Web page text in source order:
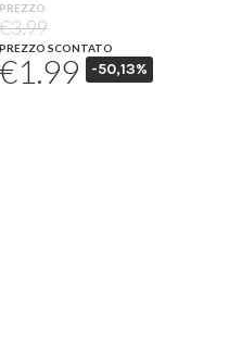
PREZZO
€3.99
PREZZO SCONTATO
€1.99 -50,13%